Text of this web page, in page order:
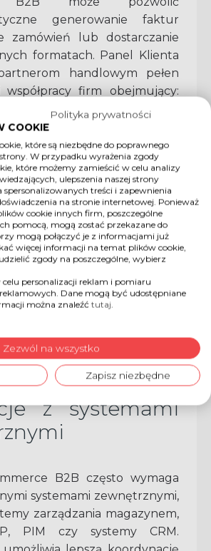
generowanie faktur
zamówień lub dostarczanie
formatach. Panel Klienta
handlowym pełen
współpracy firm obejmujący:
oferty, zamówienia, WZ,
faktur i raporty. Prezentuje
nt. rozrachunków, sald,
przeterminowanych
i akceptacji warunków
Daje możliwość składania
i zamówień,
ofert dla swoich klientów.
również pobieranie ofert,
w formatach pdf/xls,
podużytkowników
indywidualnych adresów
możliwością ich późniejszej
z systemami
B2B często wymaga
systemami zewnętrznymi,
zarządzania magazynem,
PIM czy systemy CRM.
Polityka prywatności
COOKIE
które są niezbędne do poprawnego
W przypadku wyrażenia zgody
które możemy zamieścić w celu analizy
ulepszenia naszej strony
treści i zapewnienia
na stronie internetowej. Ponieważ
cookie innych firm, poszczególne
pomocą, mogą zostać przekazane do
mogą połączyć je z informacjami już
więcej informacji na temat plików cookie,
zgody na poszczególne, wybierz
personalizacji reklam i pomiaru
Dane mogą być udostępniane
można znaleźć tutaj.
Zezwól na wszystko
Zapisz niezbędne